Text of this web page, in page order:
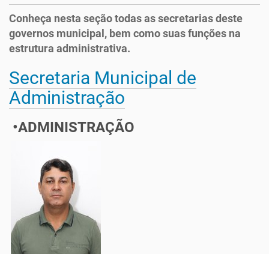
Conheça nesta seção todas as secretarias deste
governos municipal, bem como suas funções na
estrutura administrativa.
Secretaria Municipal de
Administração
•ADMINISTRAÇÃO